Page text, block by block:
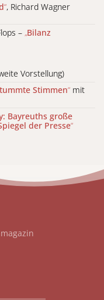
“, Richard Wagner
– „Bilanz
Vorstellung)
Stimmen“ mit
Bayreuths große
der Presse“